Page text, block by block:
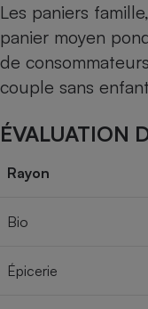
Les paniers
panier moyen
de
couple sans
ÉVALUATION
Rayon
Bio
Épicerie